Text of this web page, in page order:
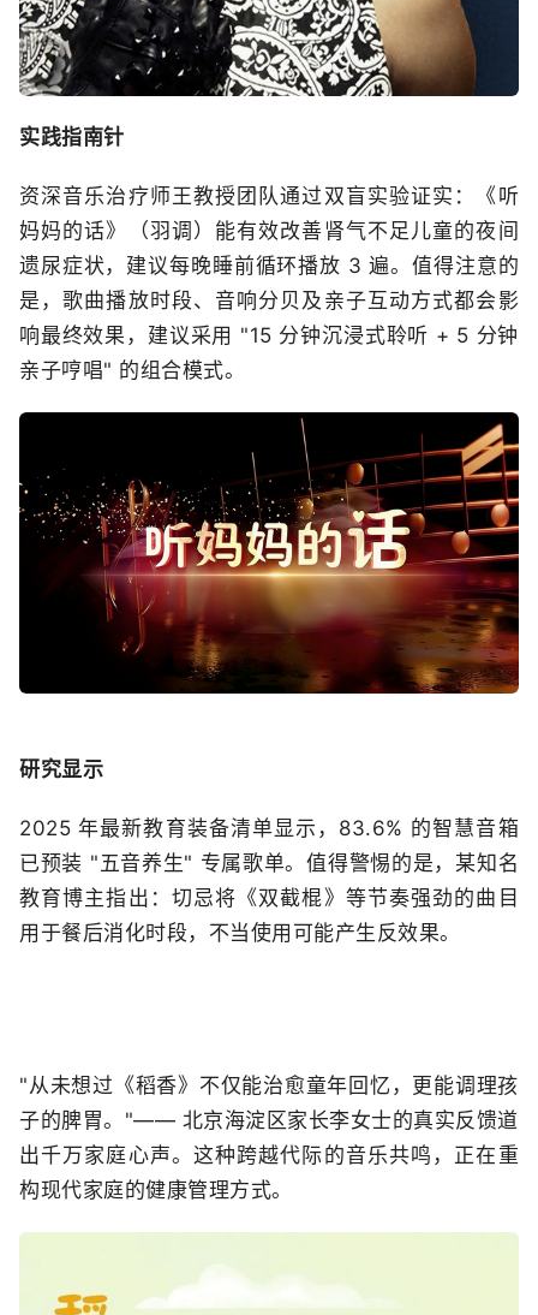
实践指南针
资深音乐治疗师王教授团队通过双盲实验证实：《听
妈妈的话》（羽调）能有效改善肾气不足儿童的夜间
遗尿症状，建议每晚睡前循环播放 3 遍。值得注意的
是，歌曲播放时段、音响分贝及亲子互动方式都会影
响最终效果，建议采用 "15 分钟沉浸式聆听 + 5 分钟
亲子哼唱" 的组合模式。
研究显示
2025 年最新教育装备清单显示，83.6% 的智慧音箱
已预装 "五音养生" 专属歌单。值得警惕的是，某知名
教育博主指出：切忌将《双截棍》等节奏强劲的曲目
用于餐后消化时段，不当使用可能产生反效果。
"从未想过《稻香》不仅能治愈童年回忆，更能调理孩
子的脾胃。"—— 北京海淀区家长李女士的真实反馈道
出千万家庭心声。这种跨越代际的音乐共鸣，正在重
构现代家庭的健康管理方式。